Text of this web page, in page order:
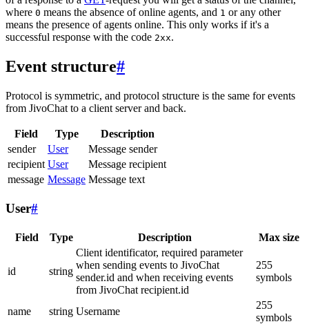
where 0 means the absence of online agents, and 1 or any other
means the presence of agents online. This only works if it's a
successful response with the code 2xx.
Event structure#
Protocol is symmetric, and protocol structure is the same for events
from JivoChat to a client server and back.
Field Type
Description
sender
User
Message sender
recipient User
Message recipient
message Message Message text
User#
Field Type Description Max size
id string
Client identificator, required parameter
when sending events to JivoChat
sender.id and when receiving events
from JivoChat recipient.id
255
symbols
name string Username
255
symbols